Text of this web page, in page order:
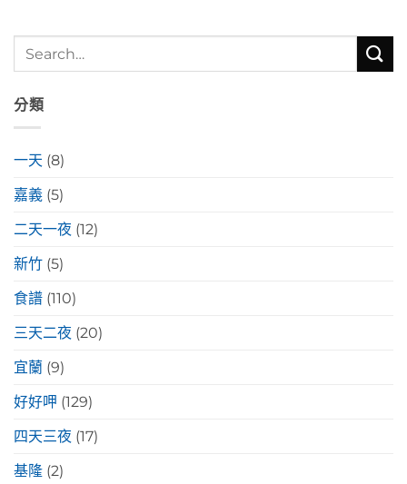
分類
一天 (8)
嘉義 (5)
二天一夜 (12)
新竹 (5)
食譜 (110)
三天二夜 (20)
宜蘭 (9)
好好呷 (129)
四天三夜 (17)
基隆 (2)